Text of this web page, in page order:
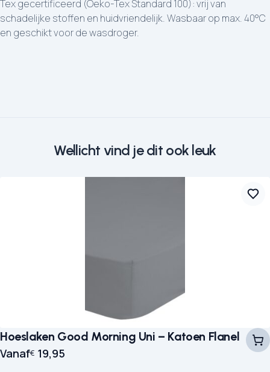
Tex gecertificeerd (Oeko-Tex Standard 100): vrij van
schadelijke stoffen en huidvriendelijk. Wasbaar op max. 40°C
en geschikt voor de wasdroger.
Wellicht vind je dit ook leuk
Hoeslaken Good Morning Uni – Katoen Flanel
Vanaf€ 19,95